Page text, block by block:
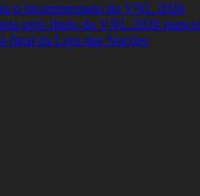
o tricampeonato da VNL 2026
pelo título da VNL 2026
final da Liga das Nações